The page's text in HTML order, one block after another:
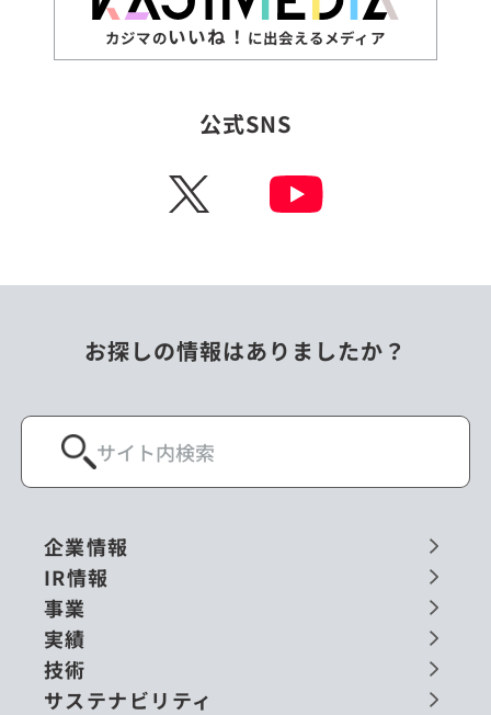
カジマのいいね！ に出会えるメディア
公式SNS
X
お探しの情報はありましたか？
企業情報
IR情報
事業
実績
技術
サステナビリティ